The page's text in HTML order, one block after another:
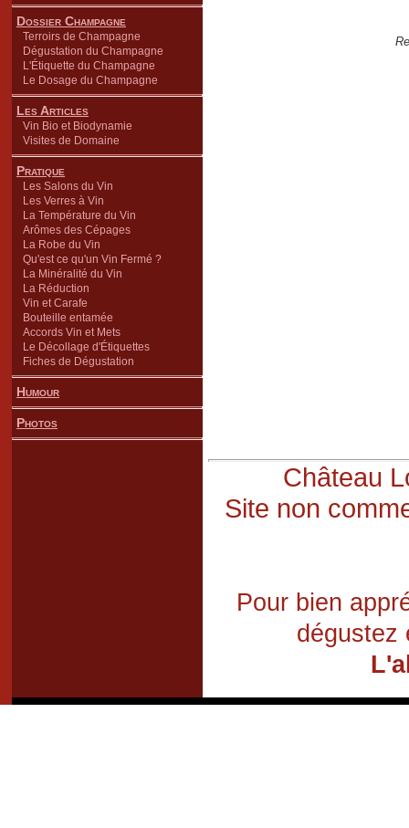
Dossier Champagne
Terroirs de Champagne
Dégustation du Champagne
L'Étiquette du Champagne
Le Dosage du Champagne
Les Articles
Vin Bio et Biodynamie
Visites de Domaine
Pratique
Les Salons du Vin
Les Verres à Vin
La Température du Vin
Arômes des Cépages
La Robe du Vin
Qu'est ce qu'un Vin Fermé ?
La Minéralité du Vin
La Réduction
Vin et Carafe
Bouteille entamée
Accords Vin et Mets
Le Décollage d'Étiquettes
Fiches de Dégustation
Humour
Photos
Château
Site non
Pour bien
dégustez